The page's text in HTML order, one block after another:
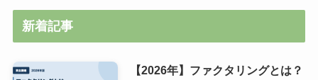
新着記事
【2026年】ファクタリングとは？